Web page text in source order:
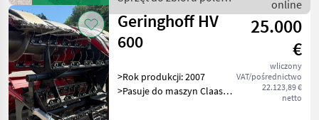
uprawne / Capello
online
Geringhoff HV
600
25.000
€
wliczony
VAT/pośrednictwo
22.123,89 €
netto
>Rok produkcji: 2007
>Pasuje do maszyn Claas